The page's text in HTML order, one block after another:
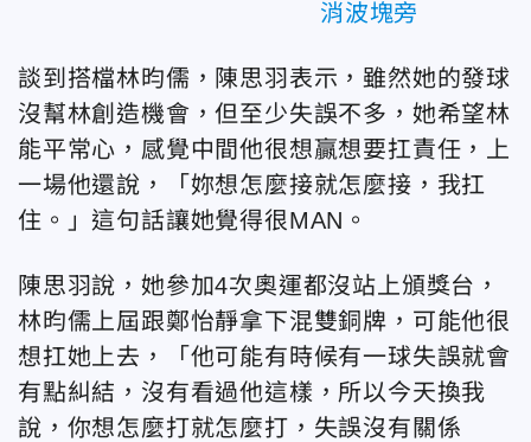
消波塊旁
談到搭檔林昀儒，陳思羽表示，雖然她的發球
沒幫林創造機會，但至少失誤不多，她希望林
能平常心，感覺中間他很想贏想要扛責任，上
一場他還說，「妳想怎麼接就怎麼接，我扛
住。」這句話讓她覺得很MAN。
陳思羽說，她參加4次奧運都沒站上頒獎台，
林昀儒上屆跟鄭怡靜拿下混雙銅牌，可能他很
想扛她上去，「他可能有時候有一球失誤就會
有點糾結，沒有看過他這樣，所以今天換我
說，你想怎麼打就怎麼打，失誤沒有關係